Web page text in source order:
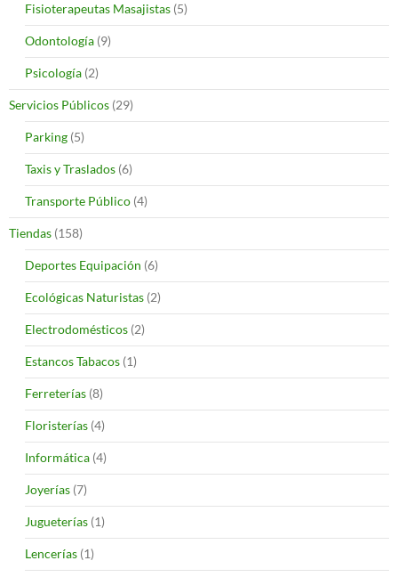
Fisioterapeutas Masajistas (5)
Odontología (9)
Psicología (2)
Servicios Públicos (29)
Parking (5)
Taxis y Traslados (6)
Transporte Público (4)
Tiendas (158)
Deportes Equipación (6)
Ecológicas Naturistas (2)
Electrodomésticos (2)
Estancos Tabacos (1)
Ferreterías (8)
Floristerías (4)
Informática (4)
Joyerías (7)
Jugueterías (1)
Lencerías (1)